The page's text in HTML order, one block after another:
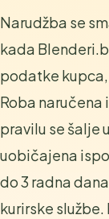
Narudžba se
kada
podatke
Roba naručena
pravilu se šalje
uobičajena
do 3 radna
kurirske službe.